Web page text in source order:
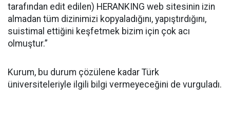
tarafından edit edilen) HERANKING web sitesinin izin
almadan tüm dizinimizi kopyaladığını, yapıştırdığını,
suistimal ettiğini keşfetmek bizim için çok acı
olmuştur.”
Kurum, bu durum çözülene kadar Türk
üniversiteleriyle ilgili bilgi vermeyeceğini de vurguladı.